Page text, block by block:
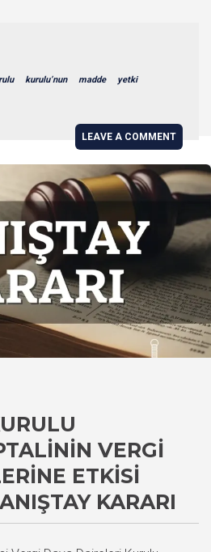
kurulu’nun madde yetki
LEAVE A COMMENT
VERGI
ETKISI
KARARI